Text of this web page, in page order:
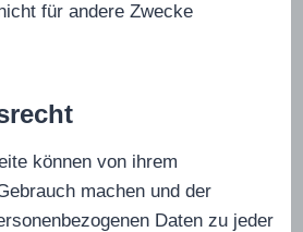
für andere Zwecke
können von ihrem
machen und der
Daten zu jeder